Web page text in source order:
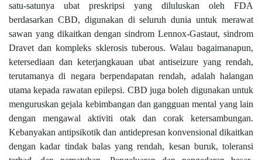
satu-satunya ubat preskripsi yang diluluskan oleh FDA
berdasarkan CBD, digunakan di seluruh dunia untuk merawat
sawan yang dikaitkan dengan sindrom Lennox-Gastaut, sindrom
Dravet dan kompleks sklerosis tuberous. Walau bagaimanapun,
ketersediaan dan keterjangkauan ubat antiseizure yang rendah,
terutamanya di negara berpendapatan rendah, adalah halangan
utama kepada rawatan epilepsi. CBD juga boleh digunakan untuk
menguruskan gejala kebimbangan dan gangguan mental yang lain
dengan mengawal aktiviti otak dan corak ketersambungan.
Kebanyakan antipsikotik dan antidepresan konvensional dikaitkan
dengan kadar tindak balas yang rendah, kesan buruk, toleransi